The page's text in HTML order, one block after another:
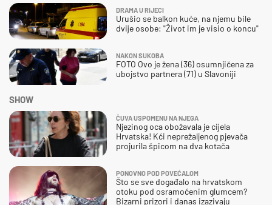
DRAMA U RIJECI
Urušio se balkon kuće, na njemu bile
dvije osobe: "Život im je visio o koncu"
NAKON SUKOBA
FOTO Ovo je žena (36) osumnjičena za
ubojstvo partnera (71) u Slavoniji
SHOW
ČUVA USPOMENU NA NJEGA
Njezinog oca obožavala je cijela
Hrvatska! Kći neprežaljenog pjevača
projurila špicom na dva kotača
PONOVNO POD POVEĆALOM
Što se sve događalo na hrvatskom
otoku pod osramoćenim glumcem?
Bizarni prizori i danas izazivaju